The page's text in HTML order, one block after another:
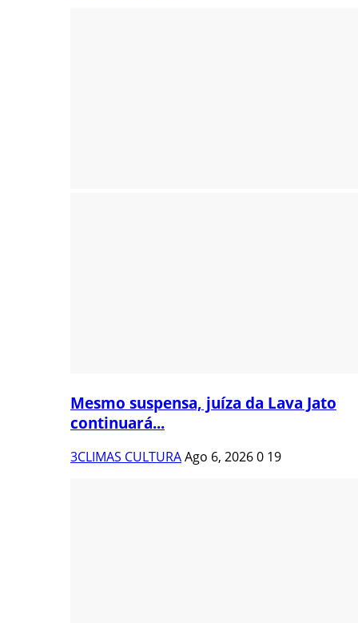
Mesmo suspensa, juíza da Lava Jato
continuará...
3CLIMAS CULTURAAgo 6, 20260 19